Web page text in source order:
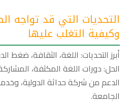
التحديات التي قد تواجه
وكيفية التغلب عليها
أبرز التحديات: اللغة، الثقافة، ضغط
الحل: دورات اللغة المكثفة،
الدعم من شركة حداثة الدولية،
الجامعة.